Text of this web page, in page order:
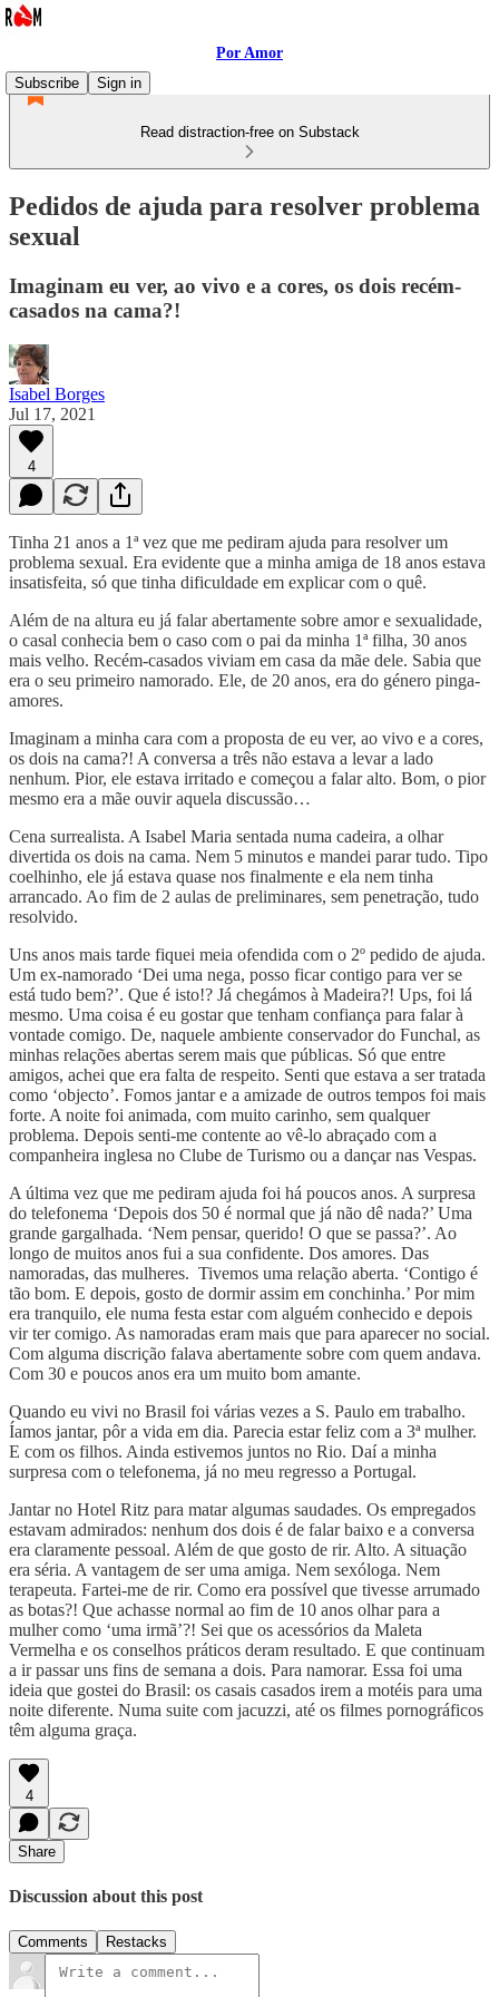
Por Amor
Subscribe
Sign in
Read distraction-free on Substack
Pedidos de ajuda para resolver problema
sexual
Imaginam eu ver, ao vivo e a cores, os dois recém-
casados na cama?!
Isabel Borges
Jul 17, 2021
4
Tinha 21 anos a 1ª vez que me pediram ajuda para resolver um
problema sexual. Era evidente que a minha amiga de 18 anos estava
insatisfeita, só que tinha dificuldade em explicar com o quê.
Além de na altura eu já falar abertamente sobre amor e sexualidade,
o casal conhecia bem o caso com o pai da minha 1ª filha, 30 anos
mais velho. Recém-casados viviam em casa da mãe dele. Sabia que
era o seu primeiro namorado. Ele, de 20 anos, era do género pinga-
amores.
Imaginam a minha cara com a proposta de eu ver, ao vivo e a cores,
os dois na cama?! A conversa a três não estava a levar a lado
nenhum. Pior, ele estava irritado e começou a falar alto. Bom, o pior
mesmo era a mãe ouvir aquela discussão…
Cena surrealista. A Isabel Maria sentada numa cadeira, a olhar
divertida os dois na cama. Nem 5 minutos e mandei parar tudo. Tipo
coelhinho, ele já estava quase nos finalmente e ela nem tinha
arrancado. Ao fim de 2 aulas de preliminares, sem penetração, tudo
resolvido.
Uns anos mais tarde fiquei meia ofendida com o 2º pedido de ajuda.
Um ex-namorado ‘Dei uma nega, posso ficar contigo para ver se
está tudo bem?’. Que é isto!? Já chegámos à Madeira?! Ups, foi lá
mesmo. Uma coisa é eu gostar que tenham confiança para falar à
vontade comigo. De, naquele ambiente conservador do Funchal, as
minhas relações abertas serem mais que públicas. Só que entre
amigos, achei que era falta de respeito. Senti que estava a ser tratada
como ‘objecto’. Fomos jantar e a amizade de outros tempos foi mais
forte. A noite foi animada, com muito carinho, sem qualquer
problema. Depois senti-me contente ao vê-lo abraçado com a
companheira inglesa no Clube de Turismo ou a dançar nas Vespas.
A última vez que me pediram ajuda foi há poucos anos. A surpresa
do telefonema ‘Depois dos 50 é normal que já não dê nada?’ Uma
grande gargalhada. ‘Nem pensar, querido! O que se passa?’. Ao
longo de muitos anos fui a sua confidente. Dos amores. Das
namoradas, das mulheres. Tivemos uma relação aberta. ‘Contigo é
tão bom. E depois, gosto de dormir assim em conchinha.’ Por mim
era tranquilo, ele numa festa estar com alguém conhecido e depois
vir ter comigo. As namoradas eram mais que para aparecer no social.
Com alguma discrição falava abertamente sobre com quem andava.
Com 30 e poucos anos era um muito bom amante.
Quando eu vivi no Brasil foi várias vezes a S. Paulo em trabalho.
Íamos jantar, pôr a vida em dia. Parecia estar feliz com a 3ª mulher.
E com os filhos. Ainda estivemos juntos no Rio. Daí a minha
surpresa com o telefonema, já no meu regresso a Portugal.
Jantar no Hotel Ritz para matar algumas saudades. Os empregados
estavam admirados: nenhum dos dois é de falar baixo e a conversa
era claramente pessoal. Além de que gosto de rir. Alto. A situação
era séria. A vantagem de ser uma amiga. Nem sexóloga. Nem
terapeuta. Fartei-me de rir. Como era possível que tivesse arrumado
as botas?! Que achasse normal ao fim de 10 anos olhar para a
mulher como ‘uma irmã’?! Sei que os acessórios da Maleta
Vermelha e os conselhos práticos deram resultado. E que continuam
a ir passar uns fins de semana a dois. Para namorar. Essa foi uma
ideia que gostei do Brasil: os casais casados irem a motéis para uma
noite diferente. Numa suite com jacuzzi, até os filmes pornográficos
têm alguma graça.
4
Share
Discussion about this post
Comments Restacks